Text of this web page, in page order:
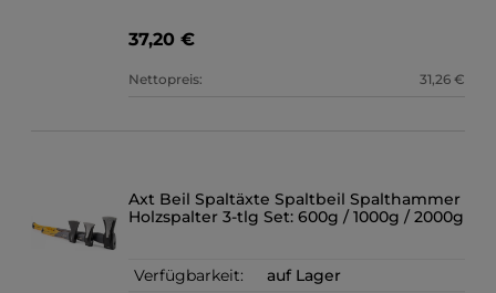
37,20 €
Nettopreis: 31,26 €
Axt Beil Spaltäxte Spaltbeil Spalthammer
Holzspalter 3-tlg Set: 600g / 1000g / 2000g
Verfügbarkeit:
auf Lager